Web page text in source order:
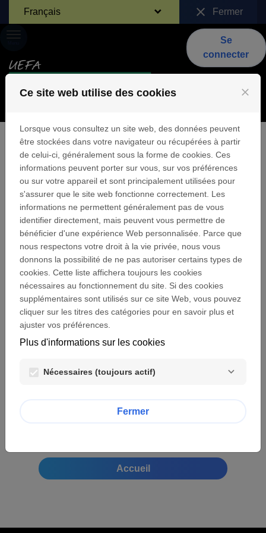
Français close Fermer
Se
connecter
Vie privée
En tant qu’utilisateur du Site vous êtes tenus
de respecter les législations applicables, et
notamment les dispositions de la loi relative
à l’informatique, aux fichiers et aux libertés,
dont la violation est passible de sanctions
pénales.
Vous devez notamment vous abstenir de
toute collecte, de toute utilisation détournée,
notamment des informations nominatives
auxquelles vous accédez, et d’une manière
générale, de tout acte susceptible de porter
notoriété de toute personne, physique ou
message ou texte diffamant, provocant,
Accueil
Ce site web utilise des cookies close
Lorsque vous consultez un site web, des données peuvent
être stockées dans votre navigateur ou récupérées à partir
de celui-ci, généralement sous la forme de cookies. Ces
informations peuvent porter sur vous, sur vos préférences
ou sur votre appareil et sont principalement utilisées pour
s'assurer que le site web fonctionne correctement. Les
informations ne permettent généralement pas de vous
identifier directement, mais peuvent vous permettre de
bénéficier d'une expérience Web personnalisée. Parce que
nous respectons votre droit à la vie privée, nous vous
donnons la possibilité de ne pas autoriser certains types de
cookies. Cette liste affichera toujours les cookies
nécessaires au fonctionnement du site. Si des cookies
supplémentaires sont utilisés sur ce site Web, vous pouvez
cliquer sur les titres des catégories pour en savoir plus et
ajuster vos préférences.
Plus d'informations sur les cookies
Nécessaires (toujours actif)
Fermer